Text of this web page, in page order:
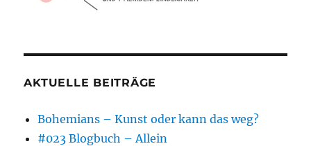
AKTUELLE BEITRÄGE
Bohemians – Kunst oder kann das weg?
#023 Blogbuch – Allein